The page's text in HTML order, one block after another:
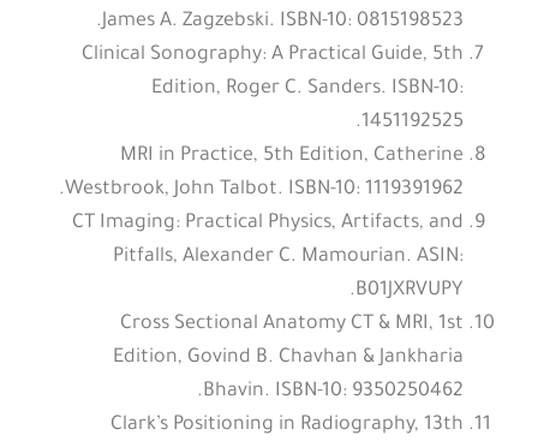
James A. Zagzebski. ISBN-10: 0815198523.
Clinical Sonography: A Practical Guide, 5th
Edition, Roger C. Sanders. ISBN-10:
1451192525.
MRI in Practice, 5th Edition, Catherine
Westbrook, John Talbot. ISBN-10: 1119391962.
CT Imaging: Practical Physics, Artifacts, and
Pitfalls, Alexander C. Mamourian. ASIN:
B01JXRVUPY.
Cross Sectional Anatomy CT & MRI, 1st
Edition, Govind B. Chavhan & Jankharia
Bhavin. ISBN-10: 9350250462.
Clark’s Positioning in Radiography, 13th